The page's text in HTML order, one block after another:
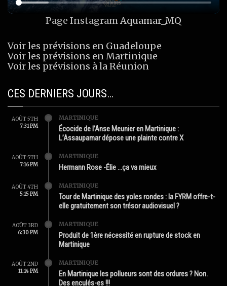
Page InstagramAquamar_MQ
Voir les prévisions en Guadeloupe
Voir les prévisions en Martinique
Voir les prévisions à la Réunion
CES DERNIERS JOURS…
AOÛT 5TH
7:31 PM
MARTINIQUE
Écocide de l’Anse Meunier en Martinique :
L’Assaupamar dépose une plainte contre X
AOÛT 5TH
7:16 PM
MARTINIQUE
Hermann Rose -Élie …ça va mieux
AOÛT 4TH
5:15 PM
MARTINIQUE
Tour de Martinique des yoles rondes : la FYRM offre-t-
elle gratuitement son trésor audiovisuel ?
AOÛT 3RD
6:30 PM
MARTINIQUE
Produit de 1ère nécessité en rupture de stock en
Martinique
AOÛT 2ND
11:14 PM
MARTINIQUE
En Martinique les pollueurs sont des ordures ? Non.
Des enculés-es !!!